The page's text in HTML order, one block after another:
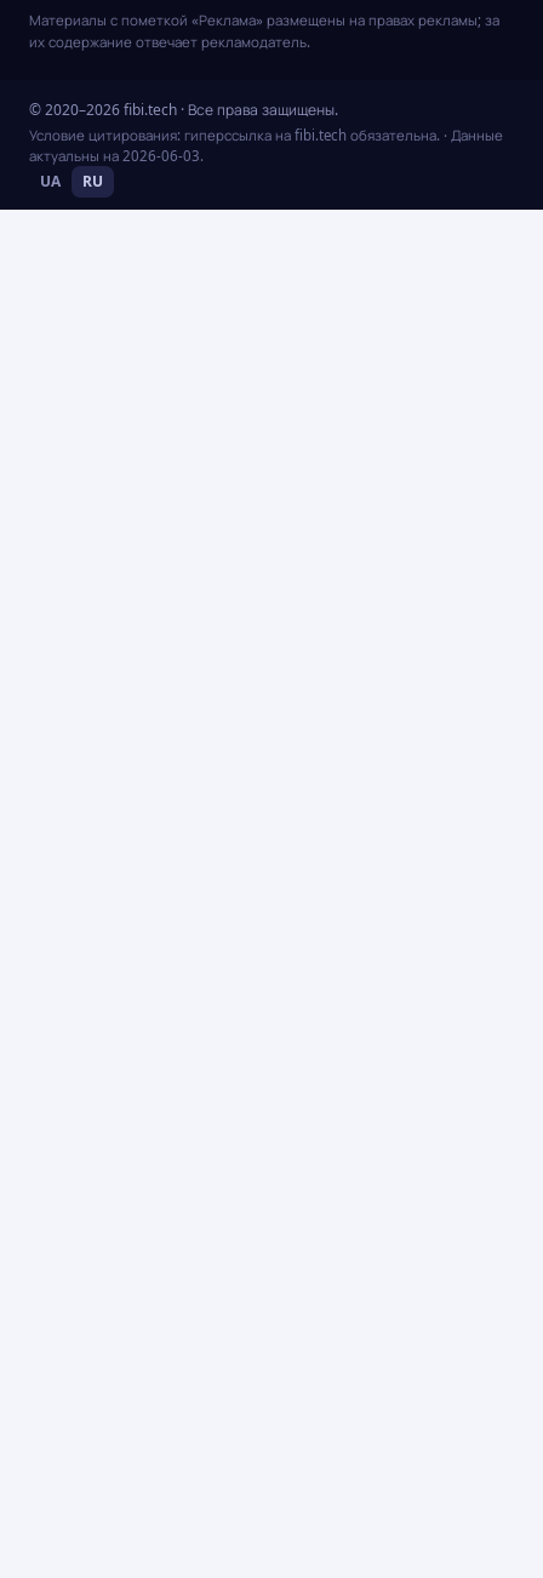
Материалы с пометкой «Реклама» размещены на правах рекламы; за
их содержание отвечает рекламодатель.
© 2020–2026 fibi.tech · Все права защищены.
Условие цитирования: гиперссылка на fibi.tech обязательна. · Данные
актуальны на 2026-06-03.
UA RU